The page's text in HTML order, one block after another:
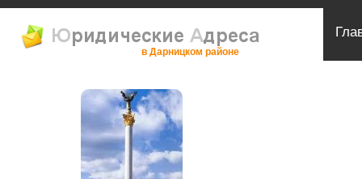
в Дарницком районе